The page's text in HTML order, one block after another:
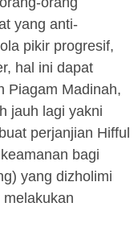
yang anti-
pikir progresif,
hal ini dapat
Piagam Madinah,
jauh lagi yakni
perjanjian Hifful
bagi
yang dizholimi